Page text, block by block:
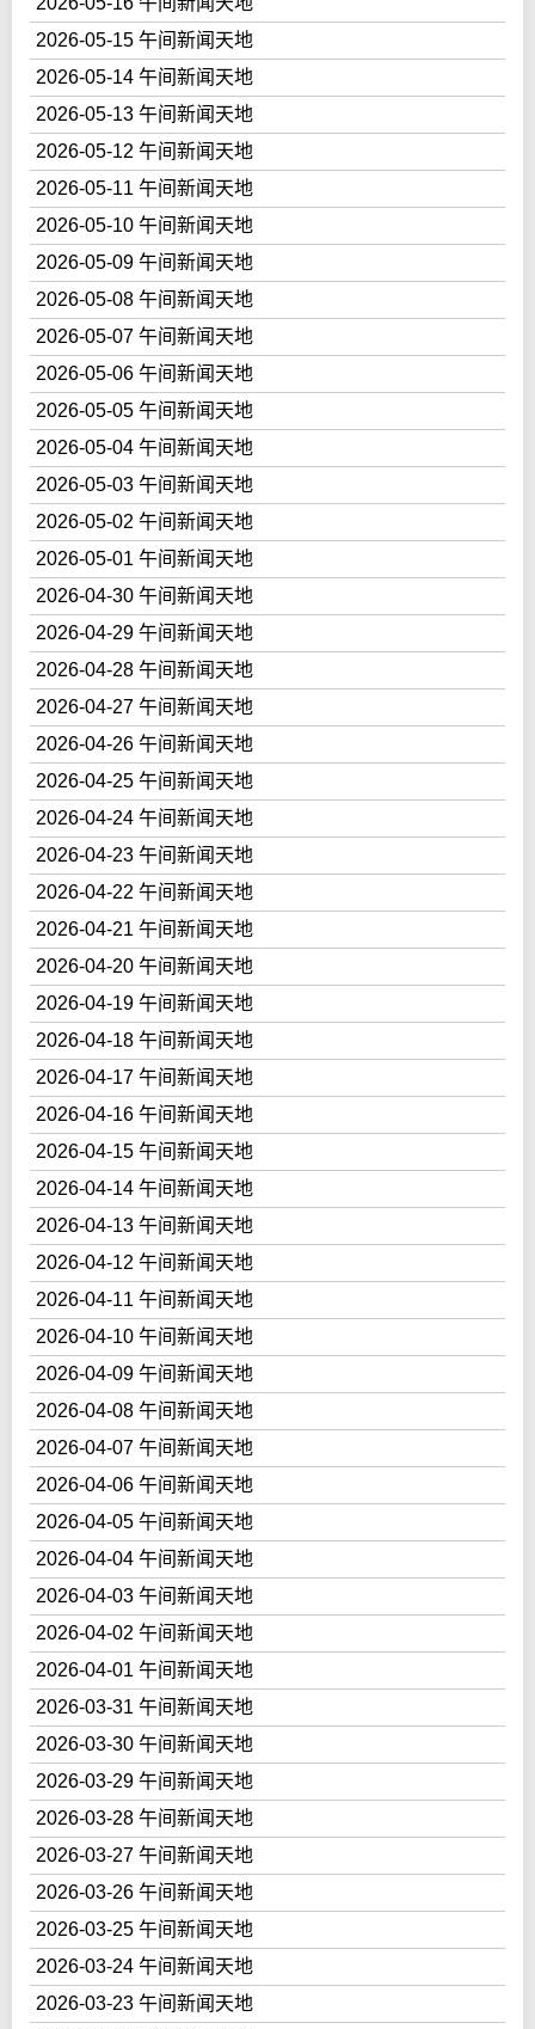
2026-05-15 午间新闻天地
2026-05-14 午间新闻天地
2026-05-13 午间新闻天地
2026-05-12 午间新闻天地
2026-05-11 午间新闻天地
2026-05-10 午间新闻天地
2026-05-09 午间新闻天地
2026-05-08 午间新闻天地
2026-05-07 午间新闻天地
2026-05-06 午间新闻天地
2026-05-05 午间新闻天地
2026-05-04 午间新闻天地
2026-05-03 午间新闻天地
2026-05-02 午间新闻天地
2026-05-01 午间新闻天地
2026-04-30 午间新闻天地
2026-04-29 午间新闻天地
2026-04-28 午间新闻天地
2026-04-27 午间新闻天地
2026-04-26 午间新闻天地
2026-04-25 午间新闻天地
2026-04-24 午间新闻天地
2026-04-23 午间新闻天地
2026-04-22 午间新闻天地
2026-04-21 午间新闻天地
2026-04-20 午间新闻天地
2026-04-19 午间新闻天地
2026-04-18 午间新闻天地
2026-04-17 午间新闻天地
2026-04-16 午间新闻天地
2026-04-15 午间新闻天地
2026-04-14 午间新闻天地
2026-04-13 午间新闻天地
2026-04-12 午间新闻天地
2026-04-11 午间新闻天地
2026-04-10 午间新闻天地
2026-04-09 午间新闻天地
2026-04-08 午间新闻天地
2026-04-07 午间新闻天地
2026-04-06 午间新闻天地
2026-04-05 午间新闻天地
2026-04-04 午间新闻天地
2026-04-03 午间新闻天地
2026-04-02 午间新闻天地
2026-04-01 午间新闻天地
2026-03-31 午间新闻天地
2026-03-30 午间新闻天地
2026-03-29 午间新闻天地
2026-03-28 午间新闻天地
2026-03-27 午间新闻天地
2026-03-26 午间新闻天地
2026-03-25 午间新闻天地
2026-03-24 午间新闻天地
2026-03-23 午间新闻天地